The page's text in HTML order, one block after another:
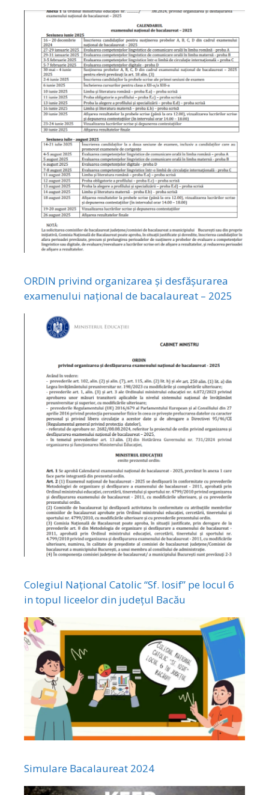
ORDIN privind organizarea și desfășurarea
examenului național de bacalaureat – 2025
Colegiul Național Catolic “Sf. Iosif” pe locul 6
in topul liceelor din județul Bacău
Simulare Bacalaureat 2024